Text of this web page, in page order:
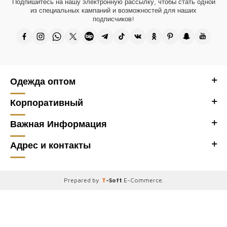
Дизайн всех наших продуктов принадлежит нашей компании, и они
Спасибо, что посетили наш оптовый магазин женской одежды Kazee,
Подпишитесь на нашу электронную рассылку, чтобы стать одной
из специальных кампаний и возможностей для наших
подписчиков!
Одежда оптом
Корпоративный
Важная Информация
Адрес и контакты
Prepared by T-Soft E-Commerce.